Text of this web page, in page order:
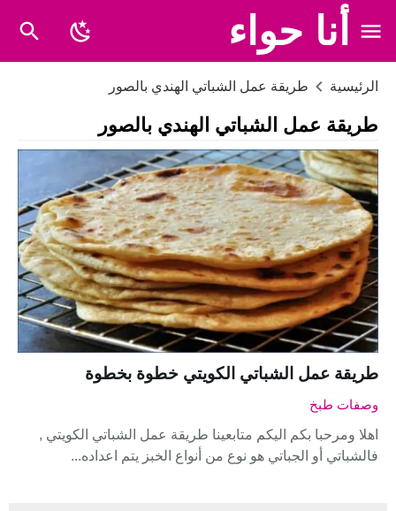
أنا حواء
الرئيسية طريقة عمل الشباتي الهندي بالصور
طريقة عمل الشباتي الهندي بالصور
طريقة عمل الشباتي الكويتي خطوة بخطوة
وصفات طبخ
اهلا ومرحبا بكم اليكم متابعينا طريقة عمل الشباتي الكويتي ,
فالشباتي أو الجباتي هو نوع من أنواع الخبز يتم اعداده...